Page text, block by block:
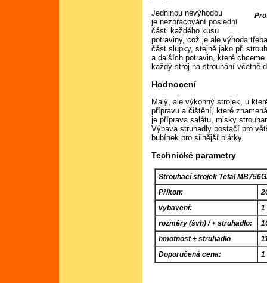
Jedninou nevýhodou
je nezpracování poslední
části každého kusu
potraviny, což je ale výhoda
část slupky, stejně jako při
a dalších potravin, které
každý stroj na strouhání včetně
Hodnocení
Malý, ale výkonný strojek, u
přípravu a čištění, které
je příprava salátu, misky
Výbava struhadly postačí pro
bubínek pro silnější plátky.
Technické parametry
Strouhací strojek Tefal
Příkon:
vybavení:
1
rozměry (švh) / + struhadlo:
hmotnost + struhadlo
Doporučená cena:
1